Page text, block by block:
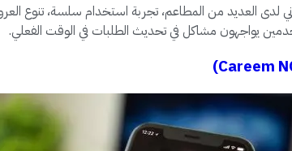
لدى العديد من المطاعم، تجربة استخدام سلسة، تنوع
يواجهون مشاكل في تحديث الطلبات في الوقت الفعلي.